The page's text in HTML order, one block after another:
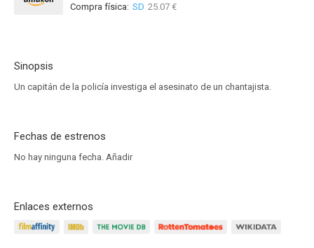
Compra física: SD 25.07 €
Sinopsis
Un capitán de la policía investiga el asesinato de un chantajista.
Fechas de estrenos
No hay ninguna fecha. Añadir
Enlaces externos